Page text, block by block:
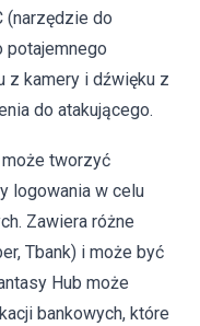
(narzędzie do
potajemnego
z kamery i dźwięku z
do atakującego.
tworzyć
logowania w celu
Zawiera różne
Tbank) i może być
Hub może
bankowych, które